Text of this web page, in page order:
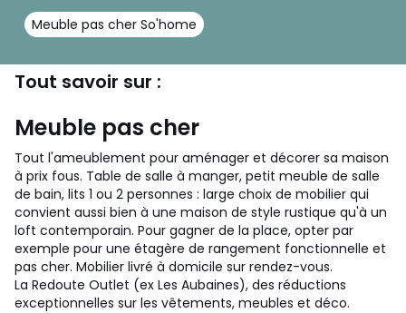
Meuble pas cher So'home
Tout savoir sur :
Meuble pas cher
Tout l'ameublement pour aménager et décorer sa maison
à prix fous. Table de salle à manger, petit meuble de salle
de bain, lits 1 ou 2 personnes : large choix de mobilier qui
convient aussi bien à une maison de style rustique qu'à un
loft contemporain. Pour gagner de la place, opter par
exemple pour une étagère de rangement fonctionnelle et
pas cher. Mobilier livré à domicile sur rendez-vous.
La Redoute Outlet (ex Les Aubaines), des réductions
exceptionnelles sur les vêtements, meubles et déco.